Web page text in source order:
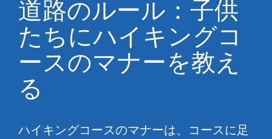
道路のルール：子供
たちにハイキングコ
ースのマナーを教え
る
ハイキングコースのマナーは、コースに足